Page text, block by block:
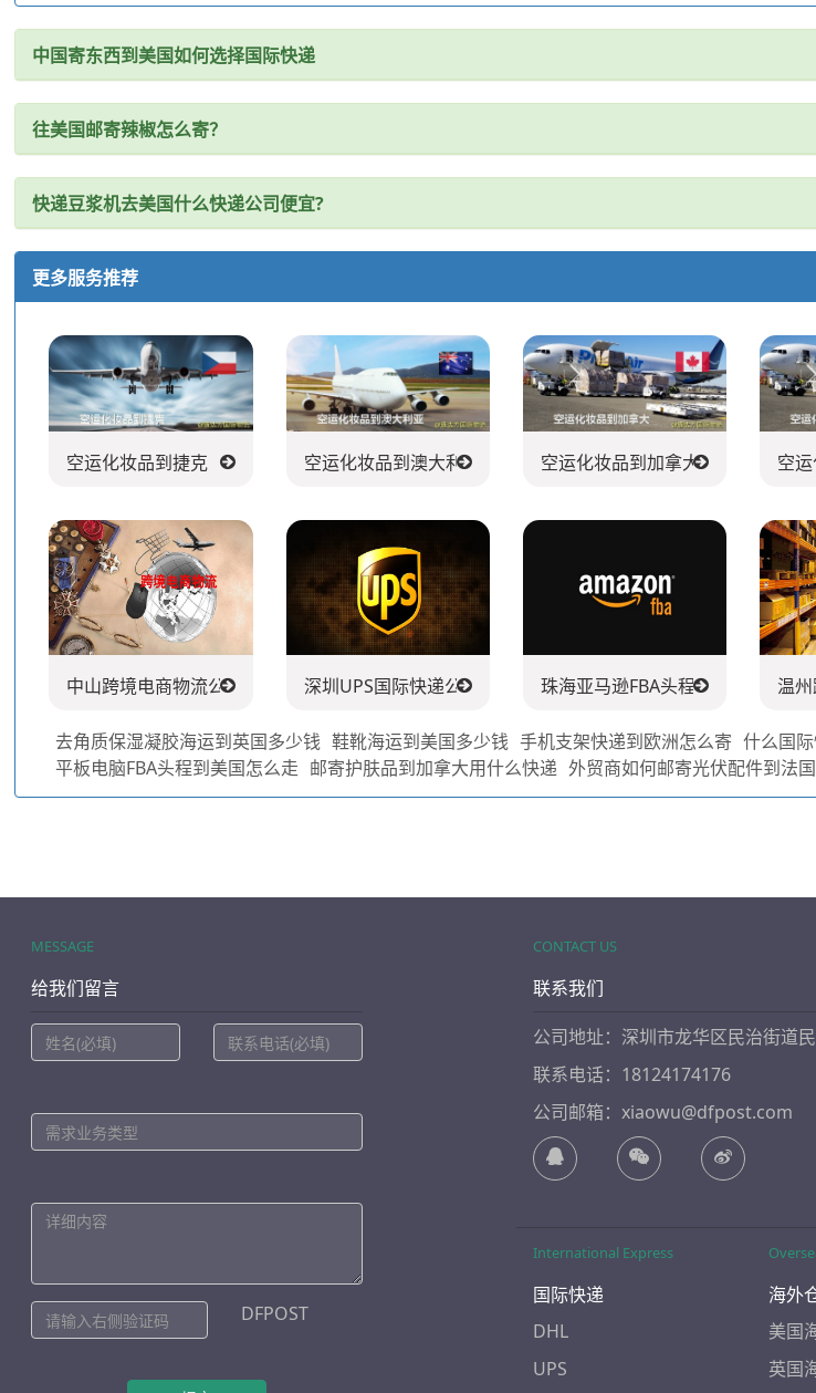
中国寄东西到美国如何选择国际快递
往美国邮寄辣椒怎么寄？
快递豆浆机去美国什么快递公司便宜?
更多服务推荐
空运化妆品到捷克 空运化妆品到澳大利亚 空运化妆品到加拿大 空
中山跨境电商物流公司 深圳UPS国际快递公司 珠海亚马逊FBA头程派送公司 温州
去角质保湿凝胶海运到英国多少钱 鞋靴海运到美国多少钱 手机支架快递到欧洲怎么寄 什么国
平板电脑FBA头程到美国怎么走 邮寄护肤品到加拿大用什么快递 外贸商如何邮寄光伏配件到法国
MESSAGE
给我们留言
DFPOST
CONTACT US
联系我们
公司地址：深圳市龙华区民治街道
联系电话：18124174176
公司邮箱：xiaowu@dfpost.com
International Express
国际快递
DHL
UPS
海外
美国
英国